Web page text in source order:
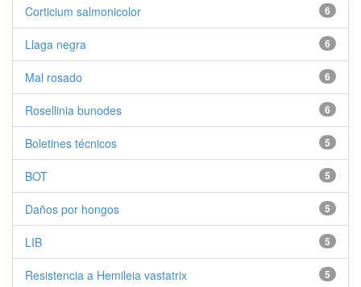
6
Corticium salmonicolor
6
Llaga negra
6
Mal rosado
6
Rosellinia bunodes
5
Boletines técnicos
5
BOT
5
Daños por hongos
5
LIB
5
Resistencia a Hemileia vastatrix